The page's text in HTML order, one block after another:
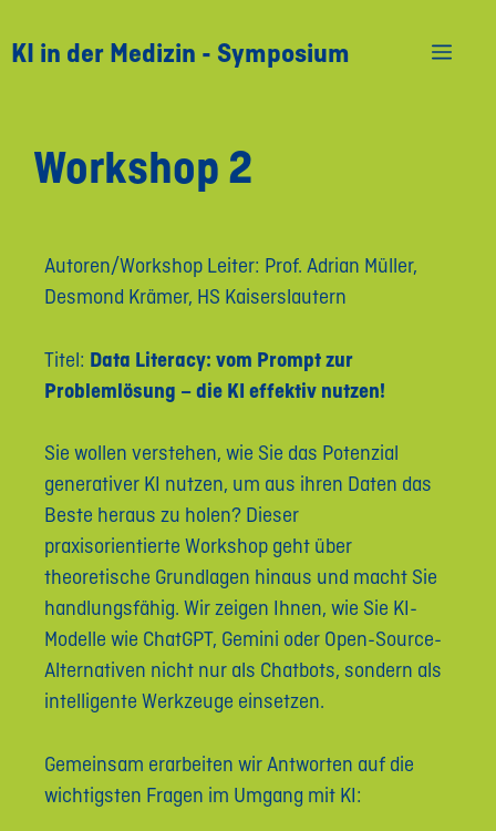
KI in der Medizin - Symposium
Workshop 2
Autoren/Workshop Leiter: Prof. Adrian Müller,
Desmond Krämer, HS Kaiserslautern
Titel: Data Literacy: vom Prompt zur
Problemlösung – die KI effektiv nutzen!
Sie wollen verstehen, wie Sie das Potenzial
generativer KI nutzen, um aus ihren Daten das
Beste heraus zu holen? Dieser
praxisorientierte Workshop geht über
theoretische Grundlagen hinaus und macht Sie
handlungsfähig. Wir zeigen Ihnen, wie Sie KI-
Modelle wie ChatGPT, Gemini oder Open-Source-
Alternativen nicht nur als Chatbots, sondern als
intelligente Werkzeuge einsetzen.
Gemeinsam erarbeiten wir Antworten auf die
wichtigsten Fragen im Umgang mit KI: